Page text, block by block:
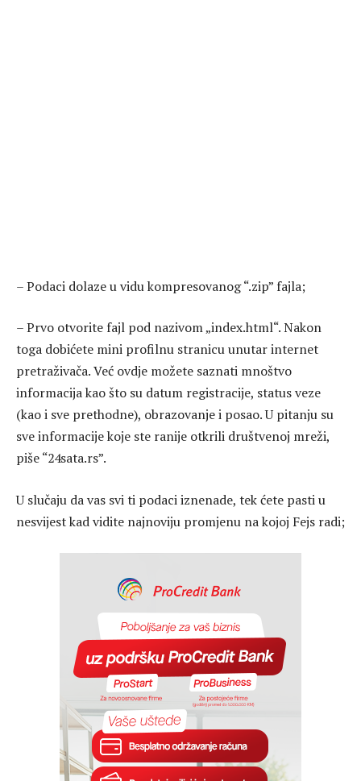
– Podaci dolaze u vidu kompresovanog “.zip” fajla;
– Prvo otvorite fajl pod nazivom „index.html“. Nakon
toga dobićete mini profilnu stranicu unutar internet
pretraživača. Već ovdje možete saznati mnoštvo
informacija kao što su datum registracije, status veze
(kao i sve prethodne), obrazovanje i posao. U pitanju su
sve informacije koje ste ranije otkrili društvenoj mreži,
piše “24sata.rs”.
U slučaju da vas svi ti podaci iznenade, tek ćete pasti u
nesvijest kad vidite najnoviju promjenu na kojoj Fejs radi;